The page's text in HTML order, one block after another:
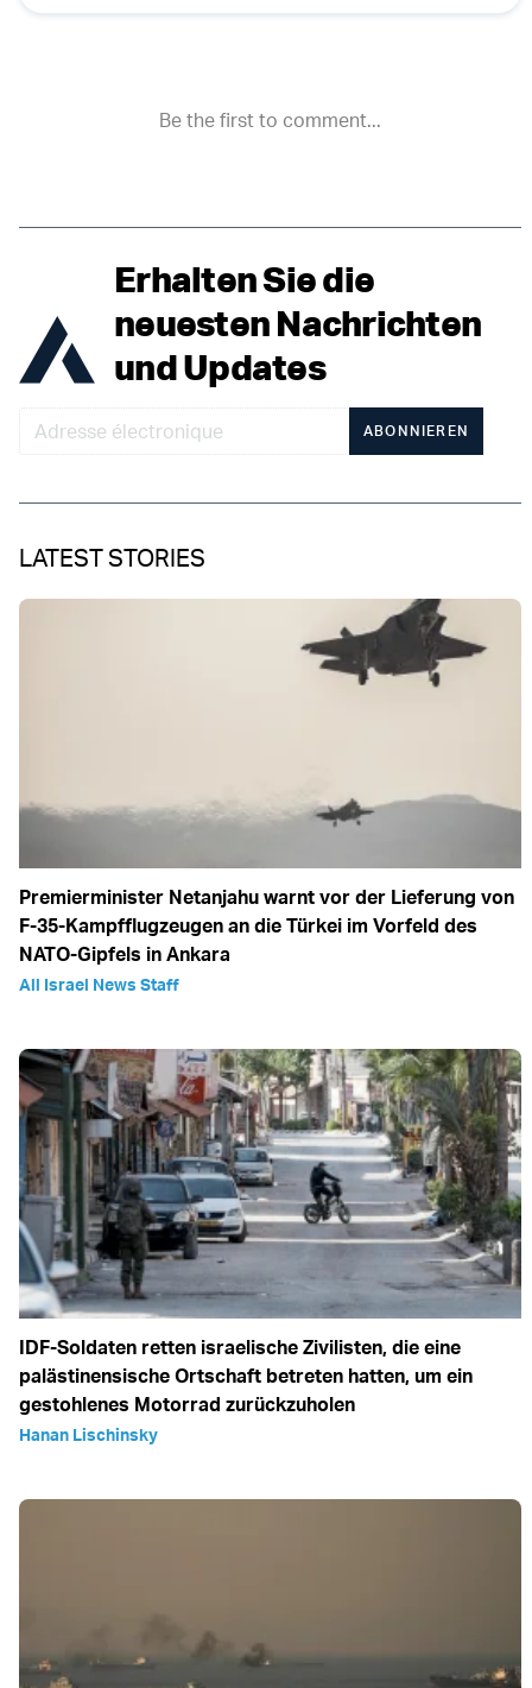
Erhalten Sie die
neuesten Nachrichten
und Updates
ABONNIEREN
LATEST STORIES
Premierminister Netanjahu warnt vor der Lieferung von
F-35-Kampfflugzeugen an die Türkei im Vorfeld des
NATO-Gipfels in Ankara
All Israel News Staff
IDF-Soldaten retten israelische Zivilisten, die eine
palästinensische Ortschaft betreten hatten, um ein
gestohlenes Motorrad zurückzuholen
Hanan Lischinsky